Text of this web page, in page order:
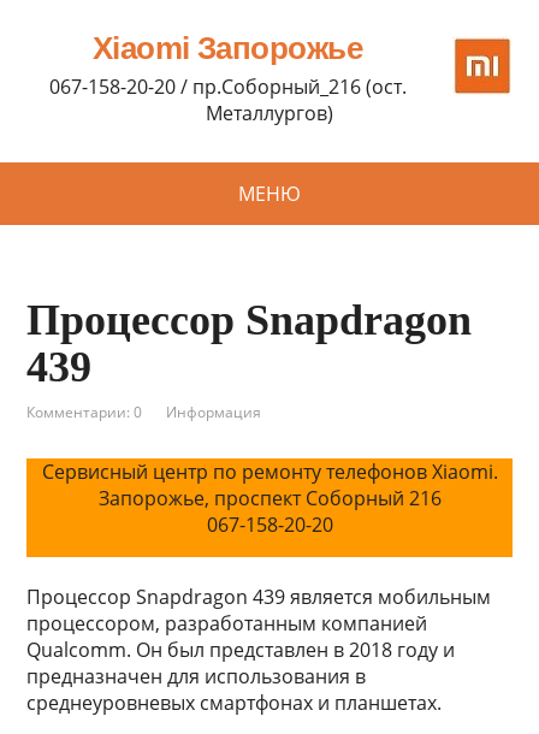
Xiaomi Запорожье
067-158-20-20 / пр.Соборный_216 (ост.
Металлургов)
МЕНЮ
Процессор Snapdragon
439
Комментарии: 0 Информация
Сервисный центр по ремонту телефонов Xiaomi.
Запорожье, проспект Соборный 216
067-158-20-20
Процессор Snapdragon 439 является мобильным
процессором, разработанным компанией
Qualcomm. Он был представлен в 2018 году и
предназначен для использования в
среднеуровневых смартфонах и планшетах.